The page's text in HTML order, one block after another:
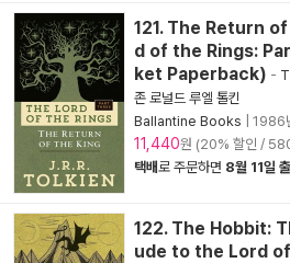
121. The Return
d of the Rings:
ket Paperback) -
존 로널드 루엘 톨킨
Ballantine Books
1986
11,440원 (20% 할인 /
택배로 주문하면 8월 11일
122. The Hobbit:
ude to the Lord